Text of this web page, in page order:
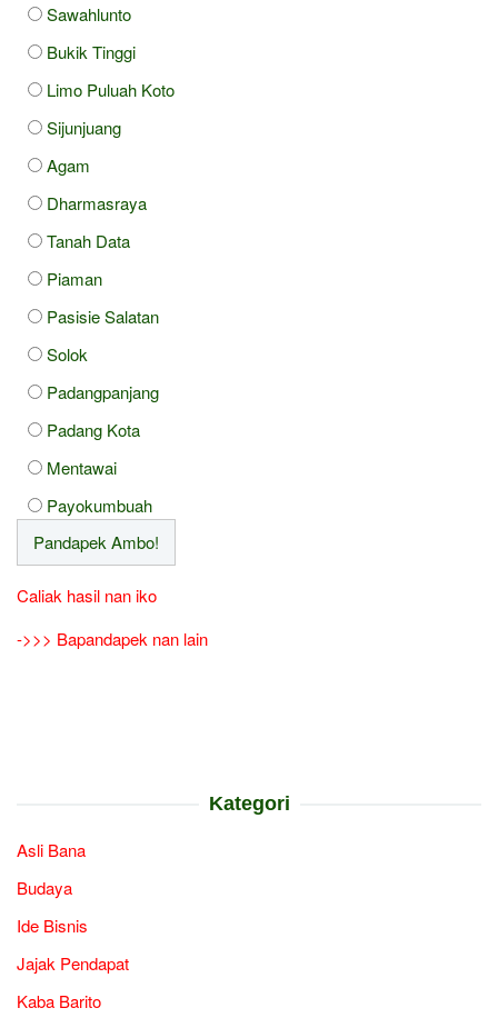
Sawahlunto
Bukik Tinggi
Limo Puluah Koto
Sijunjuang
Agam
Dharmasraya
Tanah Data
Piaman
Pasisie Salatan
Solok
Padangpanjang
Padang Kota
Mentawai
Payokumbuah
Caliak hasil nan iko
->>> Bapandapek nan lain
Kategori
Asli Bana
Budaya
Ide Bisnis
Jajak Pendapat
Kaba Barito